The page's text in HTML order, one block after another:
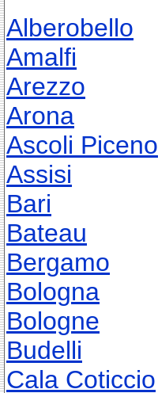
Alberobello
Amalfi
Arezzo
Arona
Ascoli Piceno
Assisi
Bari
Bateau
Bergamo
Bologna
Bologne
Budelli
Cala Coticcio